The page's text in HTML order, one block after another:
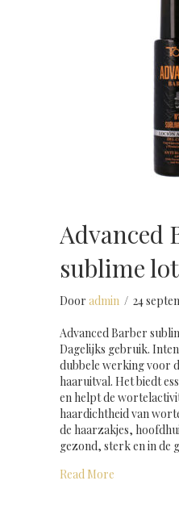
Advanced
sublime
Door admin / 24
Advanced Barber
Dagelijks gebruik.
dubbele werking voor
haaruitval. Het biedt
en helpt de
haardichtheid van
de haarzakjes,
gezond, sterk en in de
Read More